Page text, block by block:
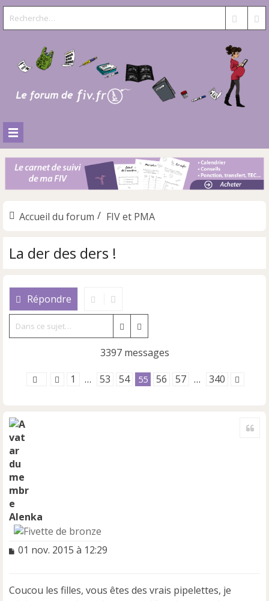
Accueil du forum FIV et PMA
La der des ders !
Répondre
Rechercher
3397 messages
1 … 53 54 55 56 57 … 340
Alenka
M
a
01 nov. 2015 à 12:29
Coucou les filles, vous êtes des vrais pipelettes, je